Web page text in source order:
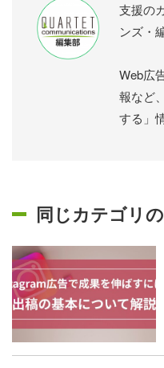
支援の
ンズ・
Web広
報など
する」
同じカテゴリ